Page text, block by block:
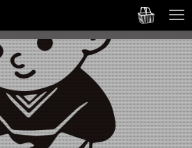
English→
ショップ